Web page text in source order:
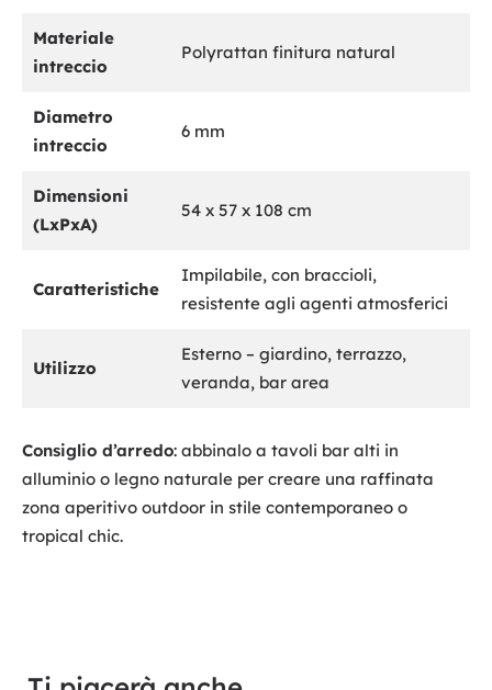
Materiale
intreccio
Polyrattan finitura natural
Diametro
intreccio
6 mm
Dimensioni
(LxPxA)
54 x 57 x 108 cm
Caratteristiche
Impilabile, con braccioli,
resistente agli agenti atmosferici
Utilizzo
Esterno – giardino, terrazzo,
veranda, bar area
Consiglio d’arredo: abbinalo a tavoli bar alti in
alluminio o legno naturale per creare una raffinata
zona aperitivo outdoor in stile contemporaneo o
tropical chic.